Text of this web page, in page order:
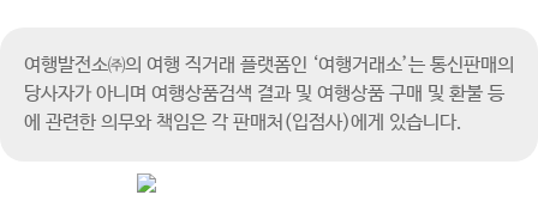
여행발전소㈜의 여행 직거래 플랫폼인 ‘여행거래소’는 통신판매의
당사자가 아니며 여행상품검색 결과 및 여행상품 구매 및 환불 등
에 관련한 의무와 책임은 각 판매처(입점사)에게 있습니다.